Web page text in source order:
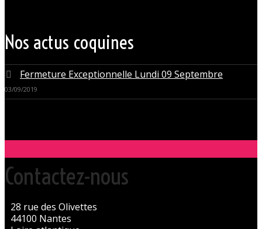
Nos actus coquines
Fermeture Exceptionnelle Lundi 09 Septembre
03/09/2019
Contactez-nous
28 rue des Olivettes
44100 Nantes